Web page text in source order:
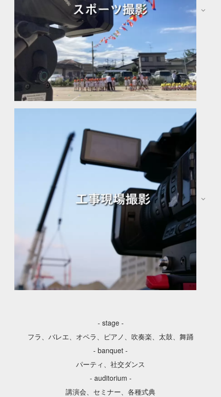
ダンス・日舞 撮影
講演会・セミナー撮影
￥63,000〜（１カメ記録参考）
※音楽他、権利関係の申請は権利を有する主催者様より申請を
お願いしております。
※主催者または出演者の記録が主な業務です。映像の配布・販
売については料金が異なります。ご相談ください。
スポーツの映像記録、運動会、武道会など屋内だけでな
く屋外まで対応します。複数スタッフと準備を必要とす
る為、環境によって費用が変わります。打ち合わせと見
積り計算をさせていただいております。
スポーツ試合の記録
運動会（教育現場）撮影
演武会撮影
￥80,000〜（１カメ記録参考）
生フォーマットのAVCHDを指定頂ければ即時データ納品
も可能です。ご相談ください。
- stage -
フラ、バレエ、オペラ、ピアノ、吹奏楽、太鼓、舞踊
- banquet -
パーティ、社交ダンス
- auditorium -
講演会、セミナー、各種式典